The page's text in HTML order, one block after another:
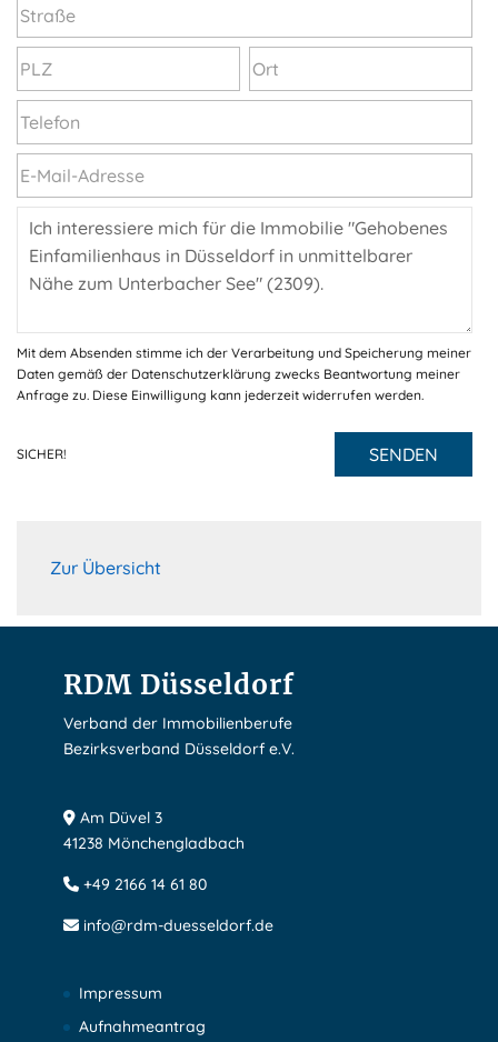
Mit dem Absenden stimme ich der Verarbeitung und Speicherung meiner
Daten gemäß der Datenschutzerklärung zwecks Beantwortung meiner
Anfrage zu. Diese Einwilligung kann jederzeit widerrufen werden.
SICHER! SENDEN
Zur Übersicht
RDM Düsseldorf
Verband der Immobilienberufe
Bezirksverband Düsseldorf e.V.
Am Düvel 3
41238 Mönchengladbach
+49 2166 14 61 80
info@rdm-duesseldorf.de
Impressum
Aufnahmeantrag